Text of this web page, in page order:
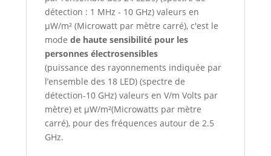
détection : 1 MHz - 10 GHz) valeurs en
µW/m² (Microwatt par mètre carré), c'est le
mode de haute sensibilité pour les
personnes électrosensibles
(puissance des rayonnements indiquée par
l’ensemble des 18 LED) (spectre de
détection-10 GHz) valeurs en V/m Volts par
mètre) et μW/m²(Microwatts par mètre
carré), pour des fréquences autour de 2.5
GHz.